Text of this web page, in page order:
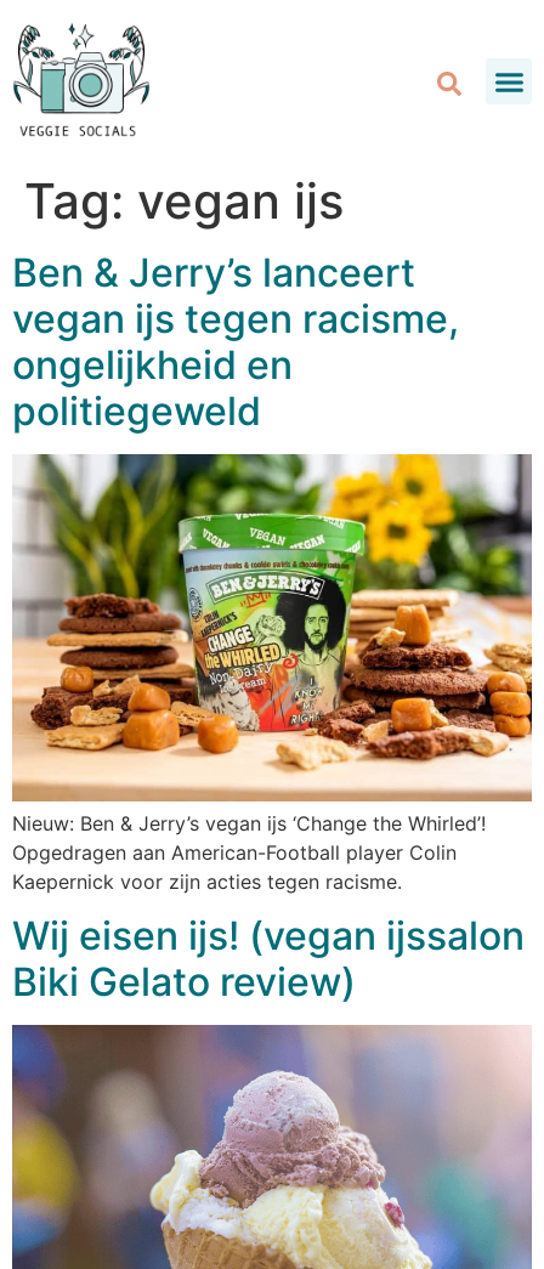
Tag: vegan ijs
Ben & Jerry’s lanceert
vegan ijs tegen racisme,
ongelijkheid en
politiegeweld
Nieuw: Ben & Jerry’s vegan ijs ‘Change the Whirled’!
Opgedragen aan American-Football player Colin
Kaepernick voor zijn acties tegen racisme.
Wij eisen ijs! (vegan ijssalon
Biki Gelato review)